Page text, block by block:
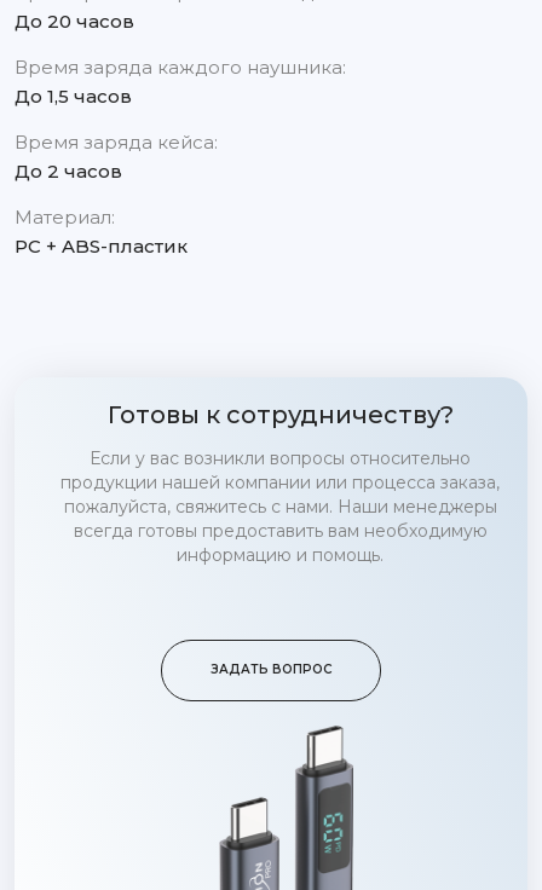
До 20 часов
Время заряда каждого наушника:
До 1,5 часов
Время заряда кейса:
До 2 часов
Материал:
PC + ABS-пластик
Готовы к сотрудничеству?
Если у вас возникли вопросы относительно
продукции нашей компании или процесса заказа,
пожалуйста, свяжитесь с нами. Наши менеджеры
всегда готовы предоставить вам необходимую
информацию и помощь.
ЗАДАТЬ ВОПРОС